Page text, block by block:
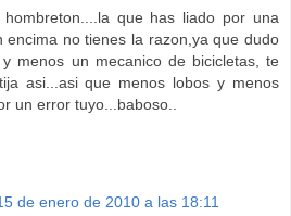
que has liado por una
encima no tienes la razon,ya que dudo
menos un mecanico de bicicletas, te
asi...asi que menos lobos y menos
un error tuyo...baboso..
de enero de 2010 a las 18:11